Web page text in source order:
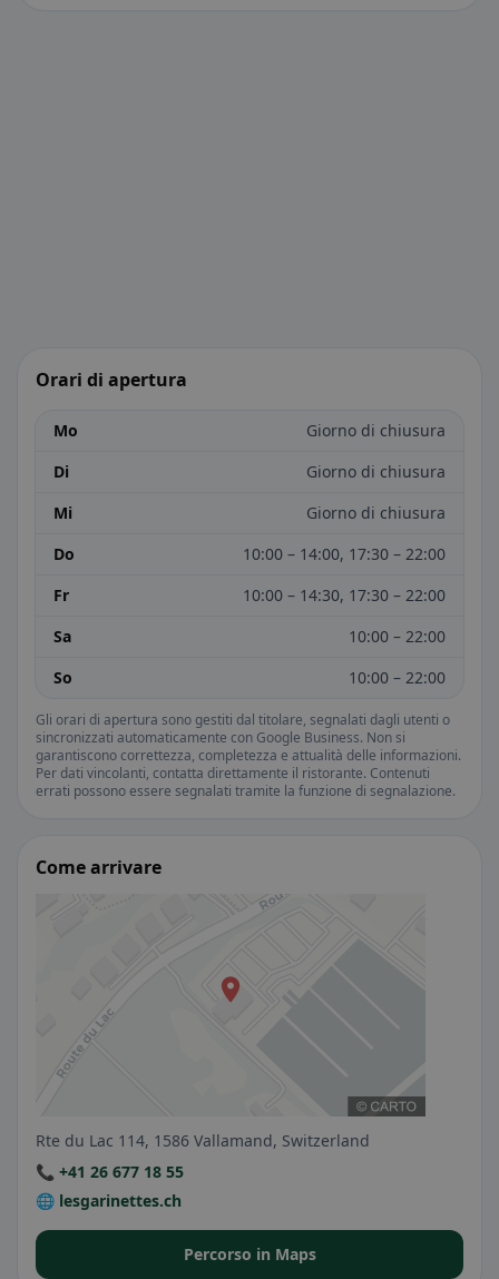
Orari di apertura
Mo
Giorno di chiusura
Di
Giorno di chiusura
Mi
Giorno di chiusura
Do
10:00 – 14:00, 17:30 – 22:00
Fr
10:00 – 14:30, 17:30 – 22:00
Sa
10:00 – 22:00
So
10:00 – 22:00
Gli orari di apertura sono gestiti dal titolare, segnalati dagli utenti o
sincronizzati automaticamente con Google Business. Non si
garantiscono correttezza, completezza e attualità delle informazioni.
Per dati vincolanti, contatta direttamente il ristorante. Contenuti
errati possono essere segnalati tramite la funzione di segnalazione.
Come arrivare
Rte du Lac 114, 1586 Vallamand, Switzerland
📞 +41 26 677 18 55
🌐 lesgarinettes.ch
Percorso in Maps